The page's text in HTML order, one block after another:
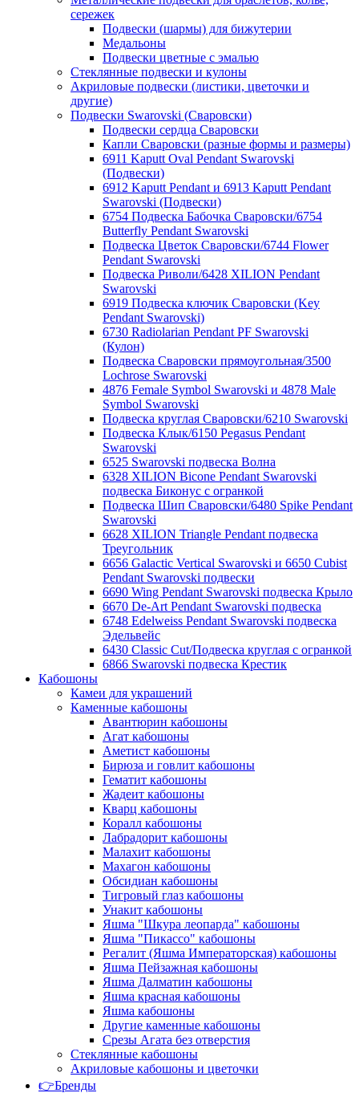
сережек
Подвески (шармы) для бижутерии
Медальоны
Подвески цветные с эмалью
Стеклянные подвески и кулоны
Акриловые подвески (листики, цветочки и
другие)
Подвески Swarovski (Сваровски)
Подвески сердца Сваровски
Капли Сваровски (разные формы и размеры)
6911 Kaputt Oval Pendant Swarovski
(Подвески)
6912 Kaputt Pendant и 6913 Kaputt Pendant
Swarovski (Подвески)
6754 Подвеска Бабочка Сваровски/6754
Butterfly Pendant Swarovski
Подвеска Цветок Сваровски/6744 Flower
Pendant Swarovski
Подвеска Риволи/6428 XILION Pendant
Swarovski
6919 Подвеска ключик Сваровски (Key
Pendant Swarovski)
6730 Radiolarian Pendant PF Swarovski
(Кулон)
Подвеска Сваровски прямоугольная/3500
Lochrose Swarovski
4876 Female Symbol Swarovski и 4878 Male
Symbol Swarovski
Подвеска круглая Сваровски/6210 Swarovski
Подвеска Клык/6150 Pegasus Pendant
Swarovski
6525 Swarovski подвеска Волна
6328 XILION Bicone Pendant Swarovski
подвеска Биконус c огранкой
Подвеска Шип Сваровски/6480 Spike Pendant
Swarovski
6628 XILION Triangle Pendant подвеска
Треугольник
6656 Galactic Vertical Swarovski и 6650 Cubist
Pendant Swarovski подвески
6690 Wing Pendant Swarovski подвеска Крыло
6670 De-Art Pendant Swarovski подвеска
6748 Edelweiss Pendant Swarovski подвеска
Эдельвейс
6430 Classic Cut/Подвеска круглая с огранкой
6866 Swarovski подвеска Крестик
Кабошоны
Камеи для украшений
Каменные кабошоны
Авантюрин кабошоны
Агат кабошоны
Аметист кабошоны
Бирюза и говлит кабошоны
Гематит кабошоны
Жадеит кабошоны
Кварц кабошоны
Коралл кабошоны
Лабрадорит кабошоны
Малахит кабошоны
Махагон кабошоны
Обсидиан кабошоны
Тигровый глаз кабошоны
Унакит кабошоны
Яшма "Шкура леопарда" кабошоны
Яшма "Пикассо" кабошоны
Регалит (Яшма Императорская) кабошоны
Яшма Пейзажная кабошоны
Яшма Далматин кабошоны
Яшма красная кабошоны
Яшма кабошоны
Другие каменные кабошоны
Срезы Агата без отверстия
Стеклянные кабошоны
Акриловые кабошоны и цветочки
👉Бренды